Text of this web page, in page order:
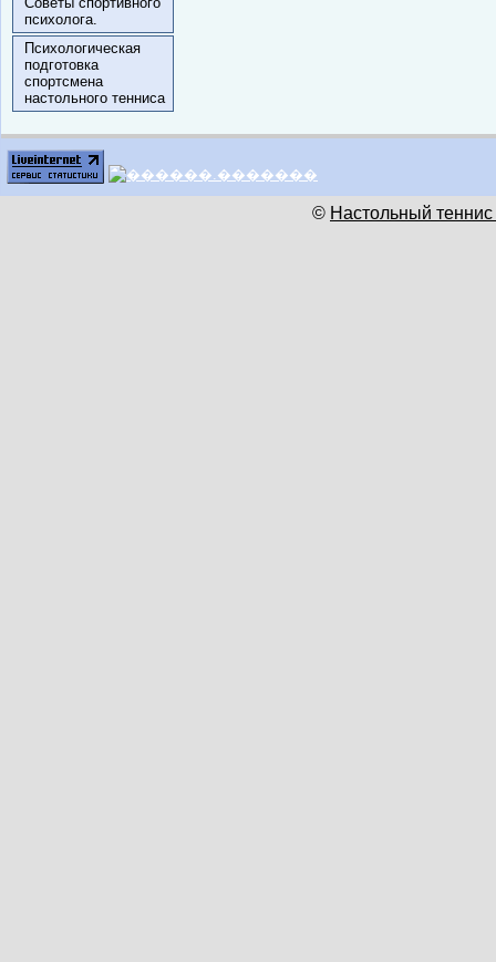
психолога.
Психологическая
подготовка
спортсмена
настольного тенниса
© Настольный